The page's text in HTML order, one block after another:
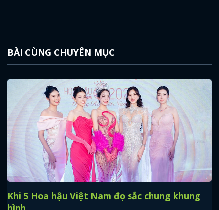
BÀI CÙNG CHUYÊN MỤC
Khi 5 Hoa hậu Việt Nam đọ sắc chung khung
hình